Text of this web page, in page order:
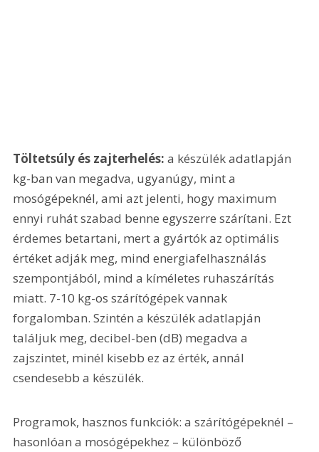
Töltetsúly és zajterhelés: a készülék adatlapján
kg-ban van megadva, ugyanúgy, mint a
mosógépeknél, ami azt jelenti, hogy maximum
ennyi ruhát szabad benne egyszerre szárítani. Ezt
érdemes betartani, mert a gyártók az optimális
értéket adják meg, mind energiafelhasználás
szempontjából, mind a kíméletes ruhaszárítás
miatt. 7-10 kg-os szárítógépek vannak
forgalomban. Szintén a készülék adatlapján
találjuk meg, decibel-ben (dB) megadva a
zajszintet, minél kisebb ez az érték, annál
csendesebb a készülék.
Programok, hasznos funkciók: a szárítógépeknél –
hasonlóan a mosógépekhez – különböző